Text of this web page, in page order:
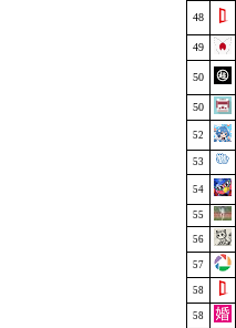
48
49
50
50
52
53
54
55
56
57
58
58